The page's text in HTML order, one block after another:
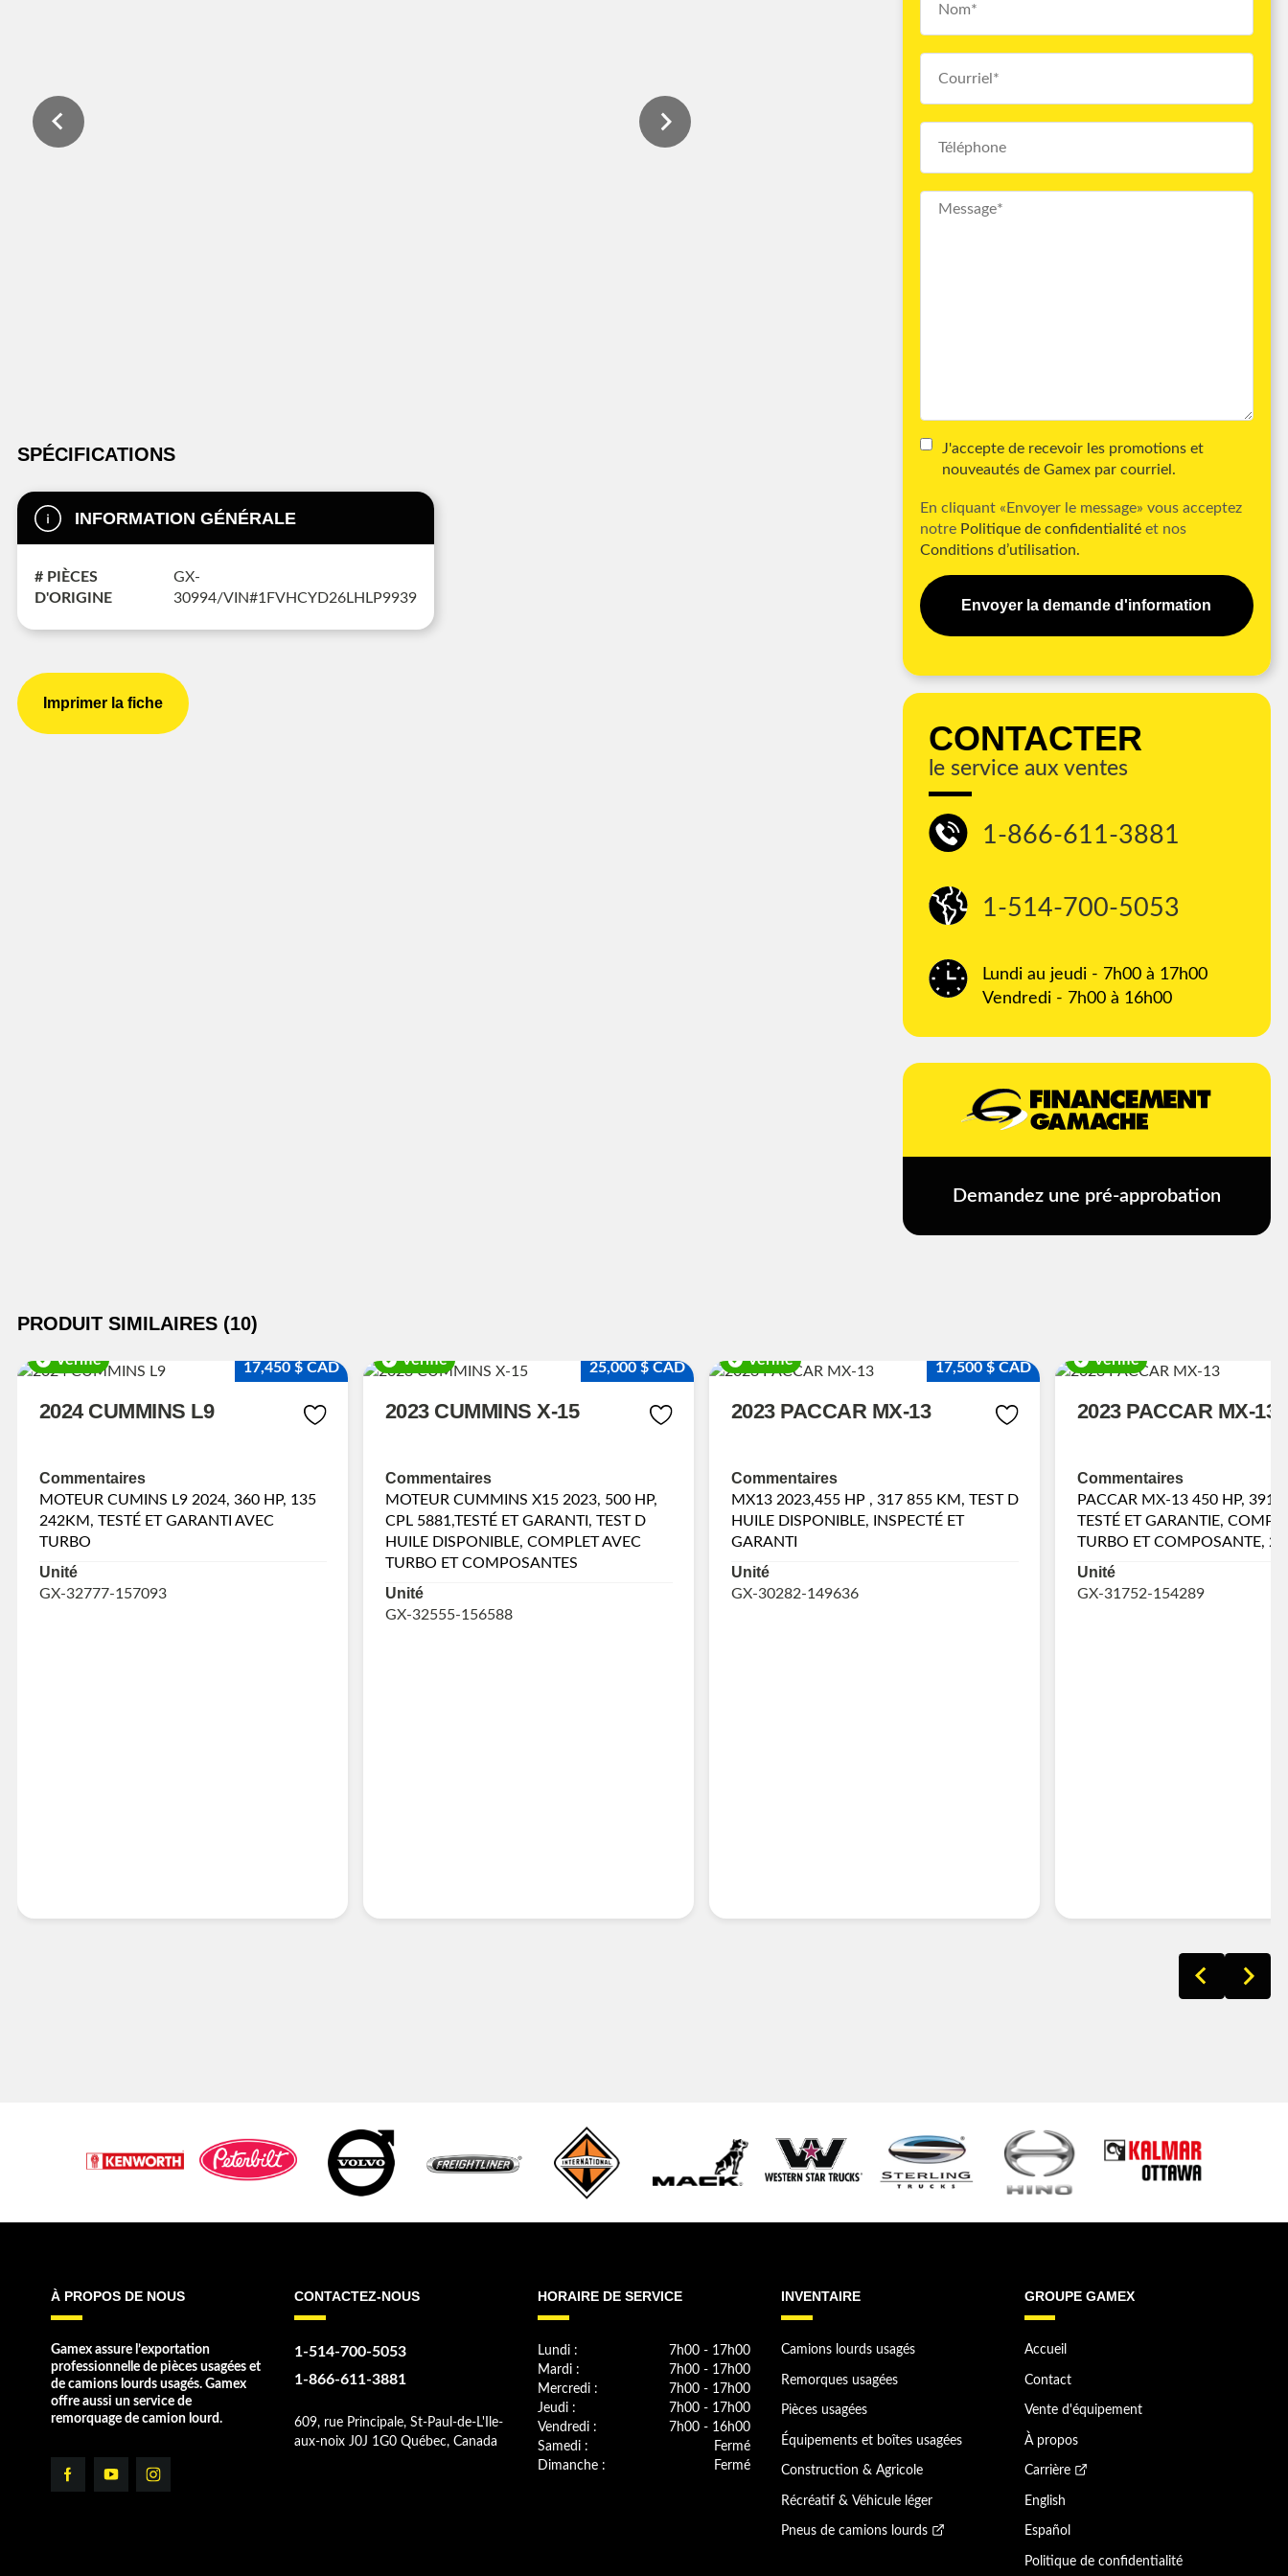
SPÉCIFICATIONS
INFORMATION GÉNÉRALE
# PIÈCES
D'ORIGINE
GX-
30994/VIN#1FVHCYD26LHLP9939
Imprimer la fiche
J'accepte de recevoir les promotions et
nouveautés de Gamex par courriel.
En cliquant «Envoyer le message» vous acceptez
notre Politique de confidentialitéet nos
Conditions d’utilisation.
Envoyer la demande d'information
CONTACTER
le service aux ventes
1-866-611-3881
1-514-700-5053
Lundi au jeudi - 7h00 à 17h00
Vendredi - 7h00 à 16h00
Demandez une pré-approbation
PRODUIT SIMILAIRES (10)
Vérifié 17,450 $ CAD
2024 CUMMINS L9
Commentaires
MOTEUR CUMINS L9 2024, 360 HP, 135
242KM, TESTÉ ET GARANTI AVEC
TURBO
Unité
GX-32777-157093
Vérifié 25,000 $ CAD
2023 CUMMINS X-15
Commentaires
MOTEUR CUMMINS X15 2023, 500 HP,
CPL 5881,TESTÉ ET GARANTI, TEST D
HUILE DISPONIBLE, COMPLET AVEC
TURBO ET COMPOSANTES
Unité
GX-32555-156588
Vérifié 17,500 $ CAD
2023 PACCAR MX-13
Commentaires
MX13 2023,455 HP , 317 855 KM, TEST D
HUILE DISPONIBLE, INSPECTÉ ET
GARANTI
Unité
GX-30282-149636
Vérifié
2023 PACCAR MX-13
Commentaires
PACCAR MX-13 450 HP,
TESTÉ ET GARANTIE,
TURBO ET COMPOSANTE,
Unité
GX-31752-154289
À PROPOS DE NOUS
Gamex assure l’exportation
professionnelle de pièces usagées et
de camions lourds usagés. Gamex
offre aussi un service de
remorquage de camion lourd.
CONTACTEZ-NOUS
1-514-700-5053
1-866-611-3881
609, rue Principale, St-Paul-de-L'Ile-
aux-noix J0J 1G0 Québec, Canada
HORAIRE DE SERVICE
Lundi :
7h00 - 17h00
Mardi :
7h00 - 17h00
Mercredi :
7h00 - 17h00
Jeudi :
7h00 - 17h00
Vendredi :
7h00 - 16h00
Samedi :
Fermé
Dimanche :
Fermé
INVENTAIRE
Camions lourds usagés
Remorques usagées
Pièces usagées
Équipements et boîtes usagées
Construction & Agricole
Récréatif & Véhicule léger
Pneus de camions lourds
GROUPE GAMEX
Accueil
Contact
Vente d'équipement
À propos
Carrière
English
Español
Politique de confidentialité